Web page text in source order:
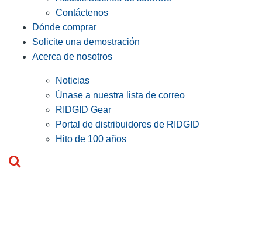
Contáctenos
Dónde comprar
Solicite una demostración
Acerca de nosotros
Noticias
Únase a nuestra lista de correo
RIDGID Gear
Portal de distribuidores de RIDGID
Hito de 100 años